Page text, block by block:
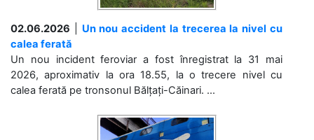
02.06.2026
Un nou accident la trecerea la nivel cu
calea ferată
Un nou incident feroviar a fost înregistrat la 31 mai
2026, aproximativ la ora 18.55, la o trecere nivel cu
calea ferată pe tronsonul Bălțați-Căinari. ...